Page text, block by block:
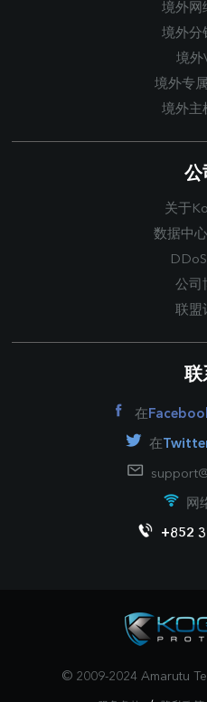
境外网
境外分
境外
境外专
境外主
公
关于
数据中心
公司
联盟
联
在
在
网
+852
© 2009-2024 Amarutu